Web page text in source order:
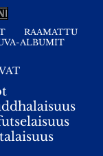
RAAMATTU
ALBUMIT